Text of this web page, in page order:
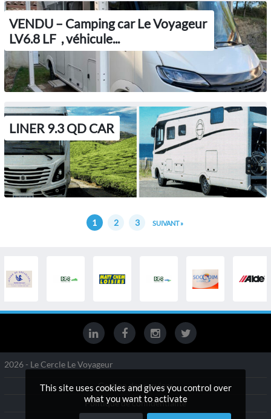
VENDU – Camping car Le Voyageur
LV6.8 LF , véhicule...
LINER 9.3 QD CAR
1 2 3 SUIVANT »
2026 - Le Cercle Le Voyageur
Gestion des services
Politique de confidentialité
This site uses cookies and gives you control over
what you want to activate